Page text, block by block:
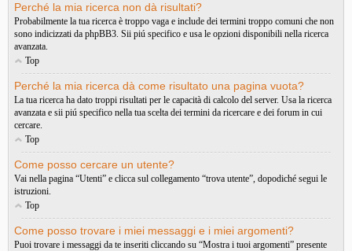
Perché la mia ricerca non dà risultati?
Probabilmente la tua ricerca è troppo vaga e include dei termini troppo comuni che non
sono indicizzati da phpBB3. Sii piú specifico e usa le opzioni disponibili nella ricerca
avanzata.
Top
Perché la mia ricerca dà come risultato una pagina vuota?
La tua ricerca ha dato troppi risultati per le capacità di calcolo del server. Usa la ricerca
avanzata e sii piú specifico nella tua scelta dei termini da ricercare e dei forum in cui
cercare.
Top
Come posso cercare un utente?
Vai nella pagina “Utenti” e clicca sul collegamento “trova utente”, dopodiché segui le
istruzioni.
Top
Come posso trovare i miei messaggi e i miei argomenti?
Puoi trovare i messaggi da te inseriti cliccando su “Mostra i tuoi argomenti” presente